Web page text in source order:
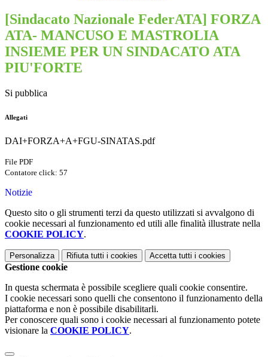
[Sindacato Nazionale FederATA] FORZA
ATA- MANCUSO E MASTROLIA
INSIEME PER UN SINDACATO ATA
PIU'FORTE
Si pubblica
Allegati
DAI+FORZA+A+FGU-SINATAS.pdf
File PDF
Contatore click: 57
Notizie
Questo sito o gli strumenti terzi da questo utilizzati si avvalgono di
cookie necessari al funzionamento ed utili alle finalità illustrate nella
COOKIE POLICY.
Personalizza Rifiuta tutti i cookies Accetta tutti i cookies
Gestione cookie
In questa schermata è possibile scegliere quali cookie consentire.
I cookie necessari sono quelli che consentono il funzionamento della
piattaforma e non è possibile disabilitarli.
Per conoscere quali sono i cookie necessari al funzionamento potete
visionare la COOKIE POLICY.